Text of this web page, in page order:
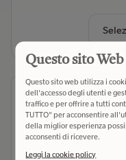
Eroi
Lane
Einaudi
Questo sito
Questo sito web utilizza i
dell'accesso degli utenti e
traffico e per offrire a tutti
TUTTO" per acconsentire
della miglior esperienza
acconsenti di ricevere.
Leggi la cookie policy